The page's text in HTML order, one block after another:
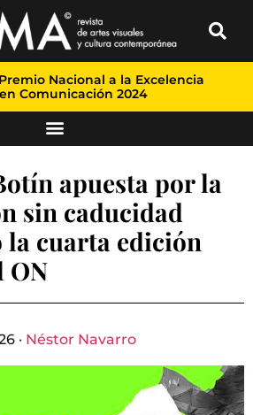
Nacional a la Excelencia
en Comunicación 2024
apuesta por la
sin caducidad
la cuarta edición
ON
· Néstor Navarro